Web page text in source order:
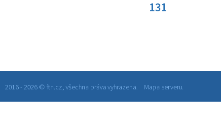
131
2016 - 2026 © ftn.cz, všechna práva vyhrazena. Mapa serveru.